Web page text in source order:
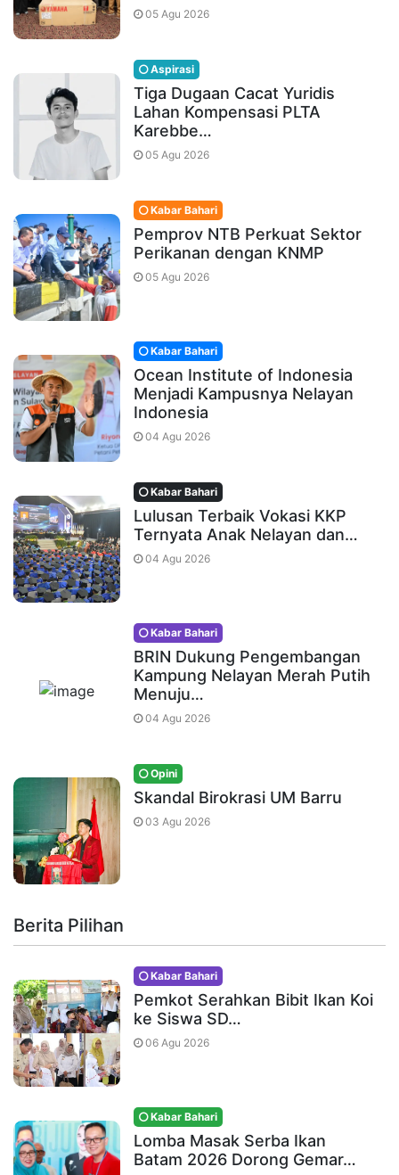
05 Agu 2026
Aspirasi
Tiga Dugaan Cacat Yuridis
Lahan Kompensasi PLTA
Karebbe…
05 Agu 2026
Kabar Bahari
Pemprov NTB Perkuat Sektor
Perikanan dengan KNMP
05 Agu 2026
Kabar Bahari
Ocean Institute of Indonesia
Menjadi Kampusnya Nelayan
Indonesia
04 Agu 2026
Kabar Bahari
Lulusan Terbaik Vokasi KKP
Ternyata Anak Nelayan dan…
04 Agu 2026
Kabar Bahari
BRIN Dukung Pengembangan
Kampung Nelayan Merah Putih
Menuju…
04 Agu 2026
Opini
Skandal Birokrasi UM Barru
03 Agu 2026
Berita Pilihan
Kabar Bahari
Pemkot Serahkan Bibit Ikan Koi
ke Siswa SD…
06 Agu 2026
Kabar Bahari
Lomba Masak Serba Ikan
Batam 2026 Dorong Gemar…